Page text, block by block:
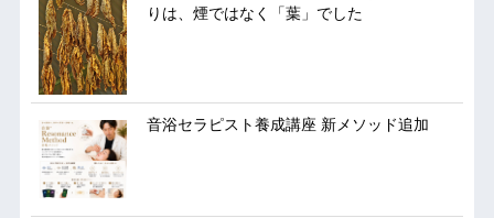
りは、煙ではなく「葉」でした
音浴セラピスト養成講座 新メソッド追加